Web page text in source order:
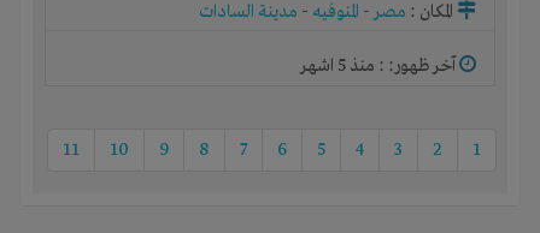
المكان : مصر- المنوفيه - مدينة السادات
آخر ظهور: : منذ 5 اشهر
1
2
3
4
5
6
7
8
9
10
11